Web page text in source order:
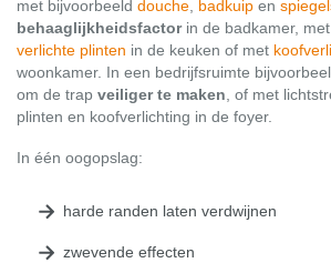
met bijvoorbeeld douche badkuip en
behaaglijkheidsfactorin de badkamer, met
verlichte plinten in de keuken of met
woonkamer. In een bedrijfsruimte
om de trap veiliger te maken , of met
plinten en koofverlichting in de foyer.
In één oogopslag:
harde randen laten verdwijnen
zwevende effecten